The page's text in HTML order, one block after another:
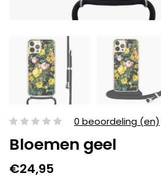
0 beoordeling (en)
Bloemen geel
€24,95